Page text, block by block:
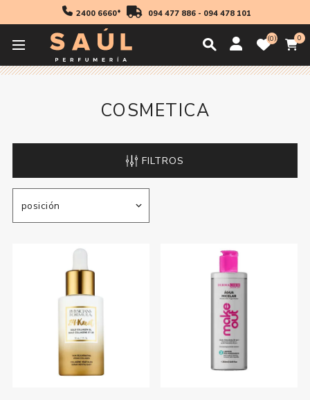
2400 6660* 094 477 886- 094 478 101
0 0
Inicio
COSMETICA
FILTROS